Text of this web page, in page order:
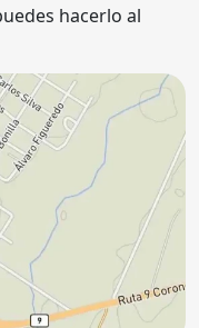
hacerlo al